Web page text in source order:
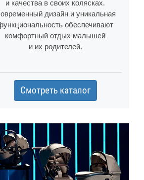
и качества в своих колясках.
дизайн и уникальная
обеспечивают
комфортный отдых малышей
и их родителей.
Смотреть каталог